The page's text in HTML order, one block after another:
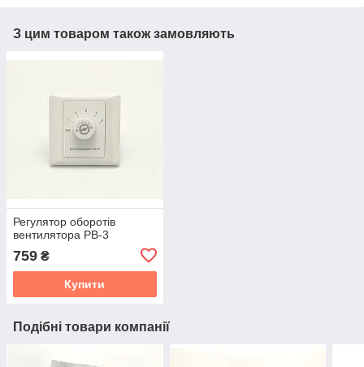
З цим товаром також замовляють
Регулятор оборотів
вентилятора РВ-3
759 ₴
Купити
Подібні товари компанії